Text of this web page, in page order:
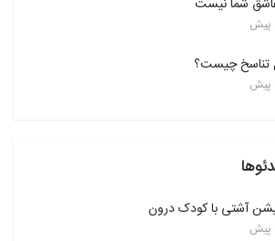
شما نیست
تناسخ چیست؟
آشتی با کودک درون